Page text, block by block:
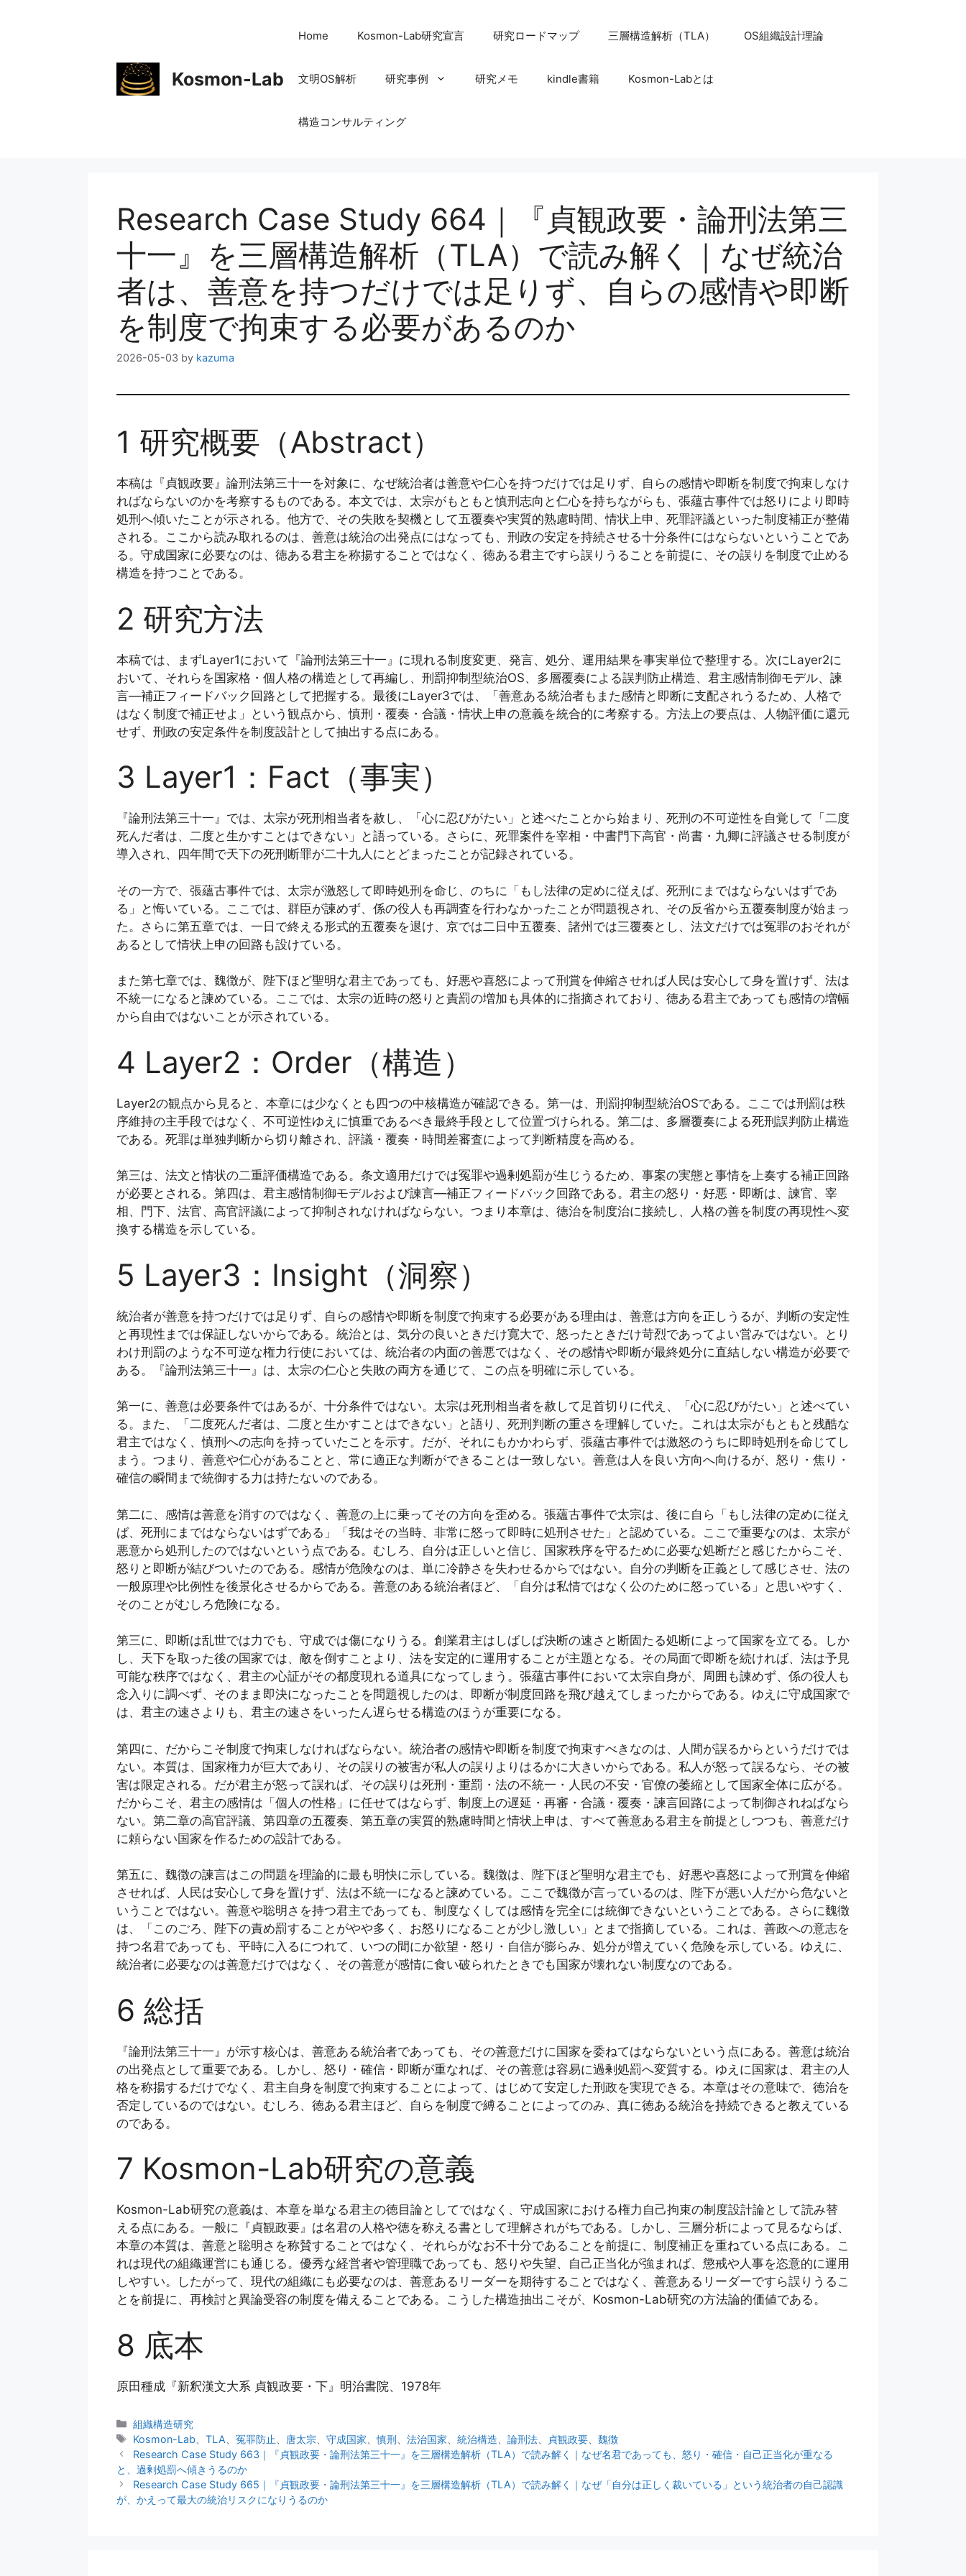
Kosmon-Lab
Home Kosmon-Lab研究宣言 研究ロードマップ 三層構造解析（TLA） OS組織設計理論
文明OS解析 研究事例 研究メモ kindle書籍 Kosmon-Labとは
構造コンサルティング
Research Case Study 664｜『貞観政要・論刑法第三
十一』を三層構造解析（TLA）で読み解く｜なぜ統治
者は、善意を持つだけでは足りず、自らの感情や即断
を制度で拘束する必要があるのか
2026-05-03 by kazuma
1 研究概要（Abstract）
本稿は『貞観政要』論刑法第三十一を対象に、なぜ統治者は善意や仁心を持つだけでは足りず、自らの感情や即断を制度で拘束しなけ
ればならないのかを考察するものである。本文では、太宗がもともと慎刑志向と仁心を持ちながらも、張蘊古事件では怒りにより即時
処刑へ傾いたことが示される。他方で、その失敗を契機として五覆奏や実質的熟慮時間、情状上申、死罪評議といった制度補正が整備
される。ここから読み取れるのは、善意は統治の出発点にはなっても、刑政の安定を持続させる十分条件にはならないということであ
る。守成国家に必要なのは、徳ある君主を称揚することではなく、徳ある君主ですら誤りうることを前提に、その誤りを制度で止める
構造を持つことである。
2 研究方法
本稿では、まずLayer1において『論刑法第三十一』に現れる制度変更、発言、処分、運用結果を事実単位で整理する。次にLayer2に
おいて、それらを国家格・個人格の構造として再編し、刑罰抑制型統治OS、多層覆奏による誤判防止構造、君主感情制御モデル、諫
言—補正フィードバック回路として把握する。最後にLayer3では、「善意ある統治者もまた感情と即断に支配されうるため、人格で
はなく制度で補正せよ」という観点から、慎刑・覆奏・合議・情状上申の意義を統合的に考察する。方法上の要点は、人物評価に還元
せず、刑政の安定条件を制度設計として抽出する点にある。
3 Layer1：Fact（事実）
『論刑法第三十一』では、太宗が死刑相当者を赦し、「心に忍びがたい」と述べたことから始まり、死刑の不可逆性を自覚して「二度
死んだ者は、二度と生かすことはできない」と語っている。さらに、死罪案件を宰相・中書門下高官・尚書・九卿に評議させる制度が
導入され、四年間で天下の死刑断罪が二十九人にとどまったことが記録されている。
その一方で、張蘊古事件では、太宗が激怒して即時処刑を命じ、のちに「もし法律の定めに従えば、死刑にまではならないはずであ
る」と悔いている。ここでは、群臣が諫めず、係の役人も再調査を行わなかったことが問題視され、その反省から五覆奏制度が始まっ
た。さらに第五章では、一日で終える形式的五覆奏を退け、京では二日中五覆奏、諸州では三覆奏とし、法文だけでは冤罪のおそれが
あるとして情状上申の回路も設けている。
また第七章では、魏徴が、陛下ほど聖明な君主であっても、好悪や喜怒によって刑賞を伸縮させれば人民は安心して身を置けず、法は
不統一になると諫めている。ここでは、太宗の近時の怒りと責罰の増加も具体的に指摘されており、徳ある君主であっても感情の増幅
から自由ではないことが示されている。
4 Layer2：Order（構造）
Layer2の観点から見ると、本章には少なくとも四つの中核構造が確認できる。第一は、刑罰抑制型統治OSである。ここでは刑罰は秩
序維持の主手段ではなく、不可逆性ゆえに慎重であるべき最終手段として位置づけられる。第二は、多層覆奏による死刑誤判防止構造
である。死罪は単独判断から切り離され、評議・覆奏・時間差審査によって判断精度を高める。
第三は、法文と情状の二重評価構造である。条文適用だけでは冤罪や過剰処罰が生じうるため、事案の実態と事情を上奏する補正回路
が必要とされる。第四は、君主感情制御モデルおよび諫言—補正フィードバック回路である。君主の怒り・好悪・即断は、諫官、宰
相、門下、法官、高官評議によって抑制されなければならない。つまり本章は、徳治を制度治に接続し、人格の善を制度の再現性へ変
換する構造を示している。
5 Layer3：Insight（洞察）
統治者が善意を持つだけでは足りず、自らの感情や即断を制度で拘束する必要がある理由は、善意は方向を正しうるが、判断の安定性
と再現性までは保証しないからである。統治とは、気分の良いときだけ寛大で、怒ったときだけ苛烈であってよい営みではない。とり
わけ刑罰のような不可逆な権力行使においては、統治者の内面の善悪ではなく、その感情や即断が最終処分に直結しない構造が必要で
ある。『論刑法第三十一』は、太宗の仁心と失敗の両方を通じて、この点を明確に示している。
第一に、善意は必要条件ではあるが、十分条件ではない。太宗は死刑相当者を赦して足首切りに代え、「心に忍びがたい」と述べてい
る。また、「二度死んだ者は、二度と生かすことはできない」と語り、死刑判断の重さを理解していた。これは太宗がもともと残酷な
君主ではなく、慎刑への志向を持っていたことを示す。だが、それにもかかわらず、張蘊古事件では激怒のうちに即時処刑を命じてし
まう。つまり、善意や仁心があることと、常に適正な判断ができることは一致しない。善意は人を良い方向へ向けるが、怒り・焦り・
確信の瞬間まで統御する力は持たないのである。
第二に、感情は善意を消すのではなく、善意の上に乗ってその方向を歪める。張蘊古事件で太宗は、後に自ら「もし法律の定めに従え
ば、死刑にまではならないはずである」「我はその当時、非常に怒って即時に処刑させた」と認めている。ここで重要なのは、太宗が
悪意から処刑したのではないという点である。むしろ、自分は正しいと信じ、国家秩序を守るために必要な処断だと感じたからこそ、
怒りと即断が結びついたのである。感情が危険なのは、単に冷静さを失わせるからではない。自分の判断を正義として感じさせ、法の
一般原理や比例性を後景化させるからである。善意のある統治者ほど、「自分は私情ではなく公のために怒っている」と思いやすく、
そのことがむしろ危険になる。
第三に、即断は乱世では力でも、守成では傷になりうる。創業君主はしばしば決断の速さと断固たる処断によって国家を立てる。しか
し、天下を取った後の国家では、敵を倒すことより、法を安定的に運用することが主題となる。その局面で即断を続ければ、法は予見
可能な秩序ではなく、君主の心証がその都度現れる道具になってしまう。張蘊古事件において太宗自身が、周囲も諫めず、係の役人も
念入りに調べず、そのまま即決になったことを問題視したのは、即断が制度回路を飛び越えてしまったからである。ゆえに守成国家で
は、君主の速さよりも、君主の速さをいったん遅らせる構造のほうが重要になる。
第四に、だからこそ制度で拘束しなければならない。統治者の感情や即断を制度で拘束すべきなのは、人間が誤るからというだけでは
ない。本質は、国家権力が巨大であり、その誤りの被害が私人の誤りよりはるかに大きいからである。私人が怒って誤るなら、その被
害は限定される。だが君主が怒って誤れば、その誤りは死刑・重罰・法の不統一・人民の不安・官僚の萎縮として国家全体に広がる。
だからこそ、君主の感情は「個人の性格」に任せてはならず、制度上の遅延・再審・合議・覆奏・諫言回路によって制御されねばなら
ない。第二章の高官評議、第四章の五覆奏、第五章の実質的熟慮時間と情状上申は、すべて善意ある君主を前提としつつも、善意だけ
に頼らない国家を作るための設計である。
第五に、魏徴の諫言はこの問題を理論的に最も明快に示している。魏徴は、陛下ほど聖明な君主でも、好悪や喜怒によって刑賞を伸縮
させれば、人民は安心して身を置けず、法は不統一になると諫めている。ここで魏徴が言っているのは、陛下が悪い人だから危ないと
いうことではない。善意や聡明さを持つ君主であっても、制度なくしては感情を完全には統御できないということである。さらに魏徴
は、「このごろ、陛下の責め罰することがやや多く、お怒りになることが少し激しい」とまで指摘している。これは、善政への意志を
持つ名君であっても、平時に入るにつれて、いつの間にか欲望・怒り・自信が膨らみ、処分が増えていく危険を示している。ゆえに、
統治者に必要なのは善意だけではなく、その善意が感情に食い破られたときでも国家が壊れない制度なのである。
6 総括
『論刑法第三十一』が示す核心は、善意ある統治者であっても、その善意だけに国家を委ねてはならないという点にある。善意は統治
の出発点として重要である。しかし、怒り・確信・即断が重なれば、その善意は容易に過剰処罰へ変質する。ゆえに国家は、君主の人
格を称揚するだけでなく、君主自身を制度で拘束することによって、はじめて安定した刑政を実現できる。本章はその意味で、徳治を
否定しているのではない。むしろ、徳ある君主ほど、自らを制度で縛ることによってのみ、真に徳ある統治を持続できると教えている
のである。
7 Kosmon-Lab研究の意義
Kosmon-Lab研究の意義は、本章を単なる君主の徳目論としてではなく、守成国家における権力自己拘束の制度設計論として読み替
える点にある。一般に『貞観政要』は名君の人格や徳を称える書として理解されがちである。しかし、三層分析によって見るならば、
本章の本質は、善意と聡明さを称賛することではなく、それらがなお不十分であることを前提に、制度補正を重ねている点にある。こ
れは現代の組織運営にも通じる。優秀な経営者や管理職であっても、怒りや失望、自己正当化が強まれば、懲戒や人事を恣意的に運用
しやすい。したがって、現代の組織にも必要なのは、善意あるリーダーを期待することではなく、善意あるリーダーですら誤りうるこ
とを前提に、再検討と異論受容の制度を備えることである。こうした構造抽出こそが、Kosmon-Lab研究の方法論的価値である。
8 底本
原田種成『新釈漢文大系 貞観政要・下』明治書院、1978年
カ
テ
ゴ
リ
ー
組織構造研究
タ
グ
Kosmon-Lab 、TLA 、冤罪防止 唐太宗 、守成国家 、慎刑 、法治国家 、統治構造 、論刑法 貞観政要 、魏徴
Research Case Study 663｜『貞観政要・論刑法第三十一』を三層構造解析（TLA）で読み解く｜なぜ名君であっても、怒り・確信・自己正当化が重なる
と、過剰処罰へ傾きうるのか
Research Case Study 665｜『貞観政要・論刑法第三十一』を三層構造解析（TLA）で読み解く｜なぜ「自分は正しく裁いている」という統治者の自己認識
が、かえって最大の統治リスクになりうるのか